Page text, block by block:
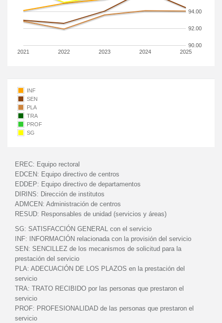
2021 2022 2023 2024 2025
90.00
92.00
94.00
INF
SEN
PLA
TRA
PROF
SG
EREC: Equipo rectoral
EDCEN: Equipo directivo de centros
EDDEP: Equipo directivo de departamentos
DIRINS: Dirección de institutos
ADMCEN: Administración de centros
RESUD: Responsables de unidad (servicios y áreas)
SG: SATISFACCIÓN GENERAL con el servicio
INF:
INFORMACIÓN relacionada con la provisión del servicio
SEN: SENCILLEZ de los mecanismos de solicitud para la
prestación del servicio
PLA: ADECUACIÓN DE LOS PLAZOS en la prestación del
servicio
TRA: TRATO RECIBIDO por las personas que prestaron el
servicio
PROF: PROFESIONALIDAD de las personas que prestaron el
servicio